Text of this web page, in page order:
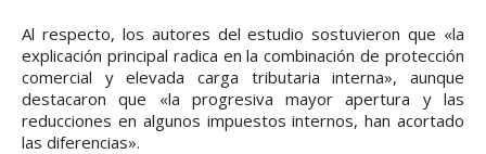
Al respecto, los autores del estudio sostuvieron que «la
explicación principal radica en la combinación de protección
comercial y elevada carga tributaria interna», aunque
destacaron que «la progresiva mayor apertura y las
reducciones en algunos impuestos internos, han acortado
las diferencias».